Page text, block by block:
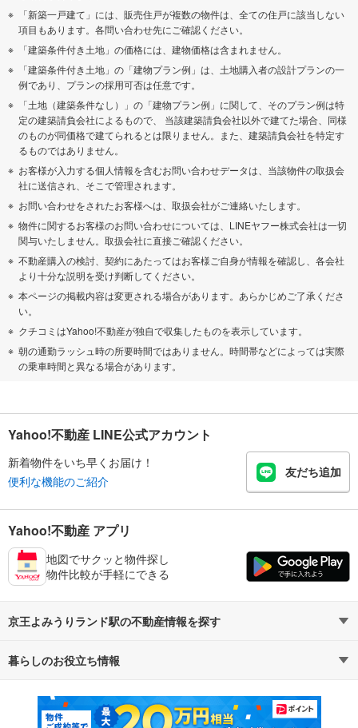
「新築一戸建て」には、販売住戸が複数の物件は、全ての住戸に該当しない
項目もあります。各問い合わせ先にご確認ください。
「建築条件付き土地」の価格には、建物価格は含まれません。
「建築条件付き土地」の「建物プラン例」は、土地購入者の設計プランの一
例であり、プランの採用可否は任意です。
「土地（建築条件なし）」の「建物プラン例」に関して、そのプラン例は特
定の建築請負会社によるもので、 当該建築請負会社以外で建てた場合、同様
のものが同価格で建てられるとは限りません。また、建築請負会社を特定す
るものではありません。
お客様が入力する個人情報を含むお問い合わせデータは、当該物件の取扱会
社に送信され、そこで管理されます。
お問い合わせをされたお客様へは、取扱会社がご連絡いたします。
物件に関するお客様のお問い合わせについては、LINEヤフー株式会社は一切
関与いたしません。取扱会社に直接ご確認ください。
不動産購入の検討、契約にあたってはお客様ご自身が情報を確認し、各会社
より十分な説明を受け判断してください。
本ページの掲載内容は変更される場合があります。あらかじめご了承くださ
い。
クチコミはYahoo!不動産が独自で収集したものを表示しています。
朝の通勤ラッシュ時の所要時間ではありません。時間帯などによっては実際
の乗車時間と異なる場合があります。
Yahoo!不動産 LINE公式アカウント
新着物件をいち早くお届け！
便利な機能のご紹介
友だち追加
Yahoo!不動産 アプリ
地図でサクッと物件探し
物件比較が手軽にできる
京王よみうりランド駅の不動産情報を探す
不動産・住宅
新築マンション 中古マンション
暮らしのお役立ち情報
マンションカタログ 教えて！住まいの先生